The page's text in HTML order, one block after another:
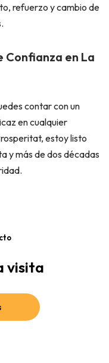
refuerzo y cambio de
Confianza en La
contar con un
en cualquier
estoy listo
y más de dos décadas
visita